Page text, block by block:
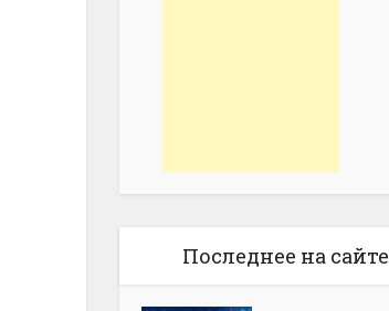
Последнее на сайте